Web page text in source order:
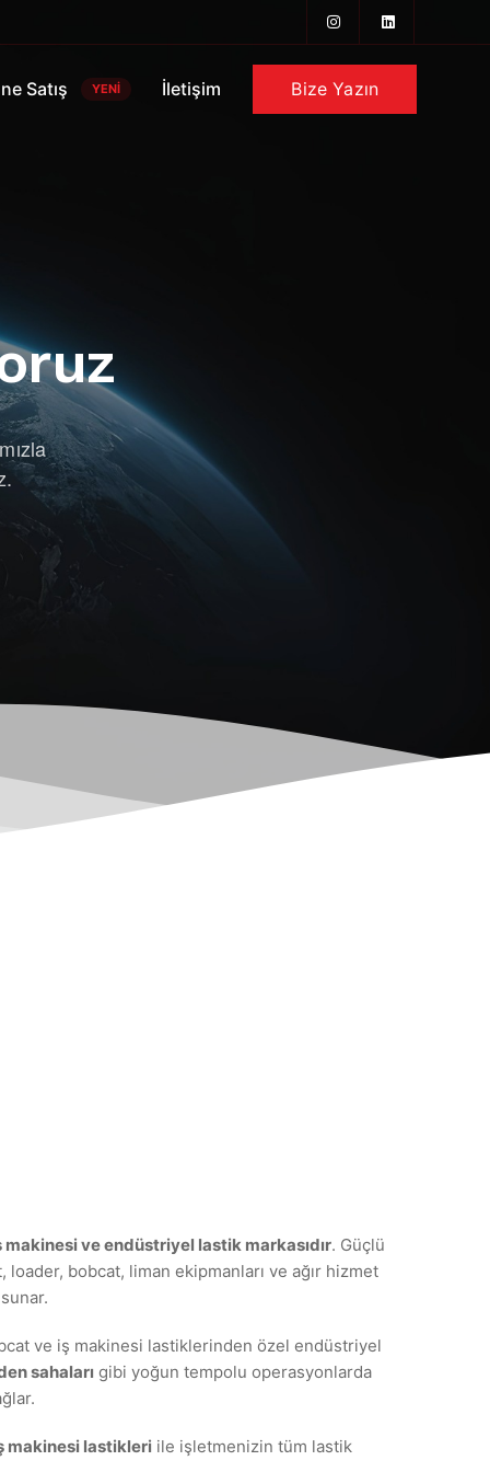
Satış YENİ İletişim Bize Yazın
makinesi ve endüstriyel lastik markasıdır. Güçlü
bobcat, liman ekipmanları ve ağır hizmet
ve iş makinesi lastiklerinden özel endüstriyel
sahalarıgibi yoğun tempolu operasyonlarda
makinesi lastikleriile işletmenizin tüm lastik